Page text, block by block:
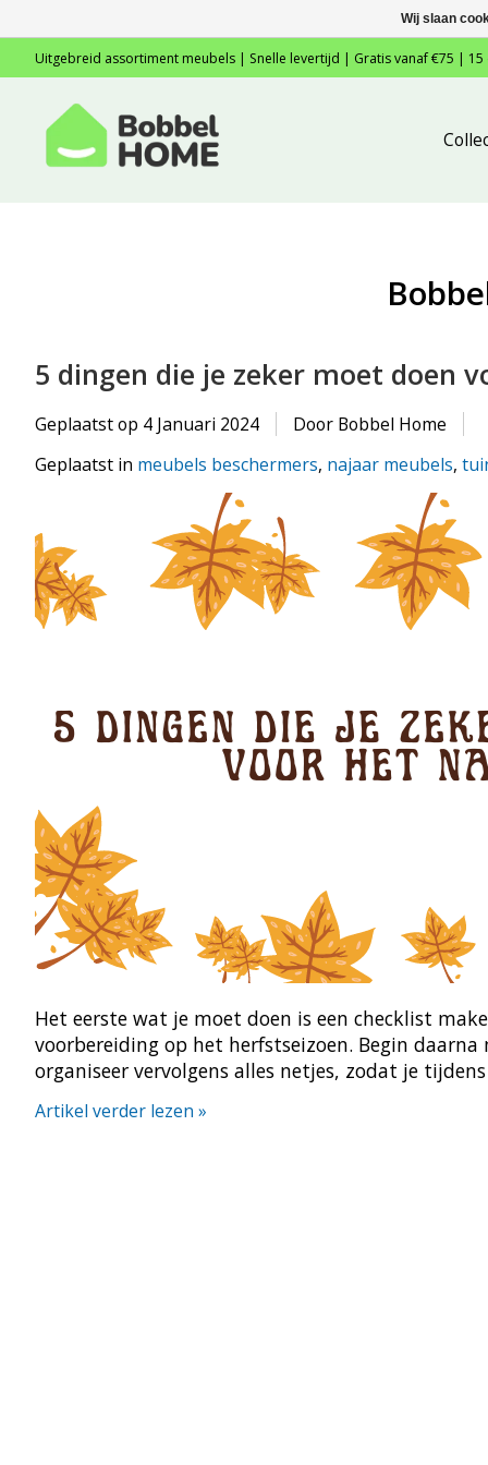
Uitgebreid assortiment meubels | Snelle levertijd | Gratis vanaf €75 | 15
5 dingen die je zeker moet doen
Geplaatst op 4 Januari 2024
Door Bobbel Home
Geplaatst in meubels beschermers, najaar meubels,
Het eerste wat je moet doen is een checklist
voorbereiding op het herfstseizoen. Begin
organiseer vervolgens alles netjes, zodat je
Artikel verder lezen »
Wij slaan